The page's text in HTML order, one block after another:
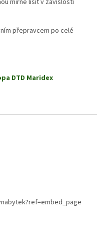
mírně lišit v závislosti
přepravcem po celé
DTD Maridex